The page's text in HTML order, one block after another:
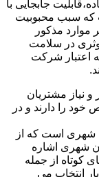
جابجایی با
که سبب محبوبیت
موارد مذکور
در سلامت
اعتبار شرکت
و نیاز مشتریان
را دارند و در
شهری است که از
شهری اشاره
کوتاه از جمله
انتخاب می